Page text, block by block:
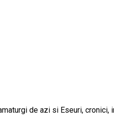
de azi si Eseuri,